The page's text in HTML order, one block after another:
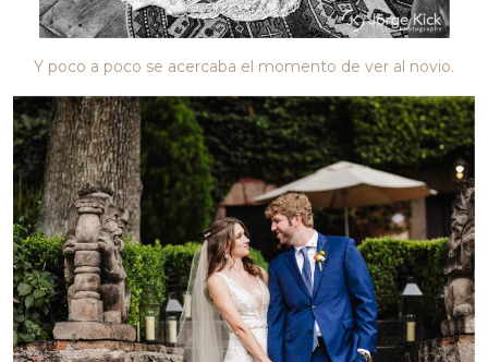
Y poco a poco se acercaba el momento de ver al novio.